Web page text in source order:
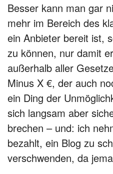
Besser kann man gar
mehr im Bereich des
ein Anbieter bereit ist,
zu können, nur damit
außerhalb aller
Minus X €, der auch
ein Ding der
sich langsam aber
brechen – und: ich
bezahlt, ein Blog zu
verschwenden, da